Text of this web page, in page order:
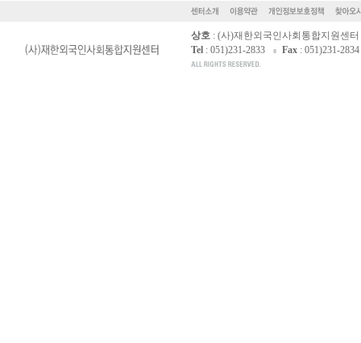
상호 : (사)재한외국인사회통합지원센터
Tel : 051)231-2833 Fax : 051)231-2834